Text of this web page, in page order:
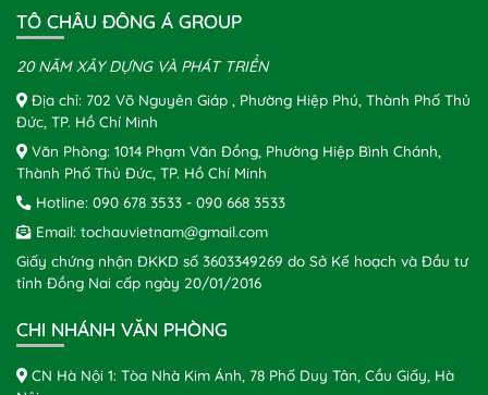
TÔ CHÂU ĐÔNG Á GROUP
20 NĂM XÂY DỰNG VÀ PHÁT TRIỂN
Địa chỉ: 702 Võ Nguyên Giáp , Phường Hiệp Phú, Thành Phố Thủ
Đức, TP. Hồ Chí Minh
Văn Phòng: 1014 Phạm Văn Đồng, Phường Hiệp Bình Chánh,
Thành Phố Thủ Đức, TP. Hồ Chí Minh
Hotline: 090 678 3533 - 090 668 3533
Email: tochauvietnam@gmail.com
Giấy chứng nhận ĐKKD số 3603349269 do Sở Kế hoạch và Đầu tư
tỉnh Đồng Nai cấp ngày 20/01/2016
CHI NHÁNH VĂN PHÒNG
CN Hà Nội 1: Tòa Nhà Kim Ánh, 78 Phố Duy Tân, Cầu Giấy, Hà